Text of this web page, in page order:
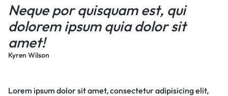
Neque por quisquam est, qui
dolorem ipsum quia dolor sit
amet!
Kyren Wilson
Lorem ipsum dolor sit amet, consectetur adipisicing elit,